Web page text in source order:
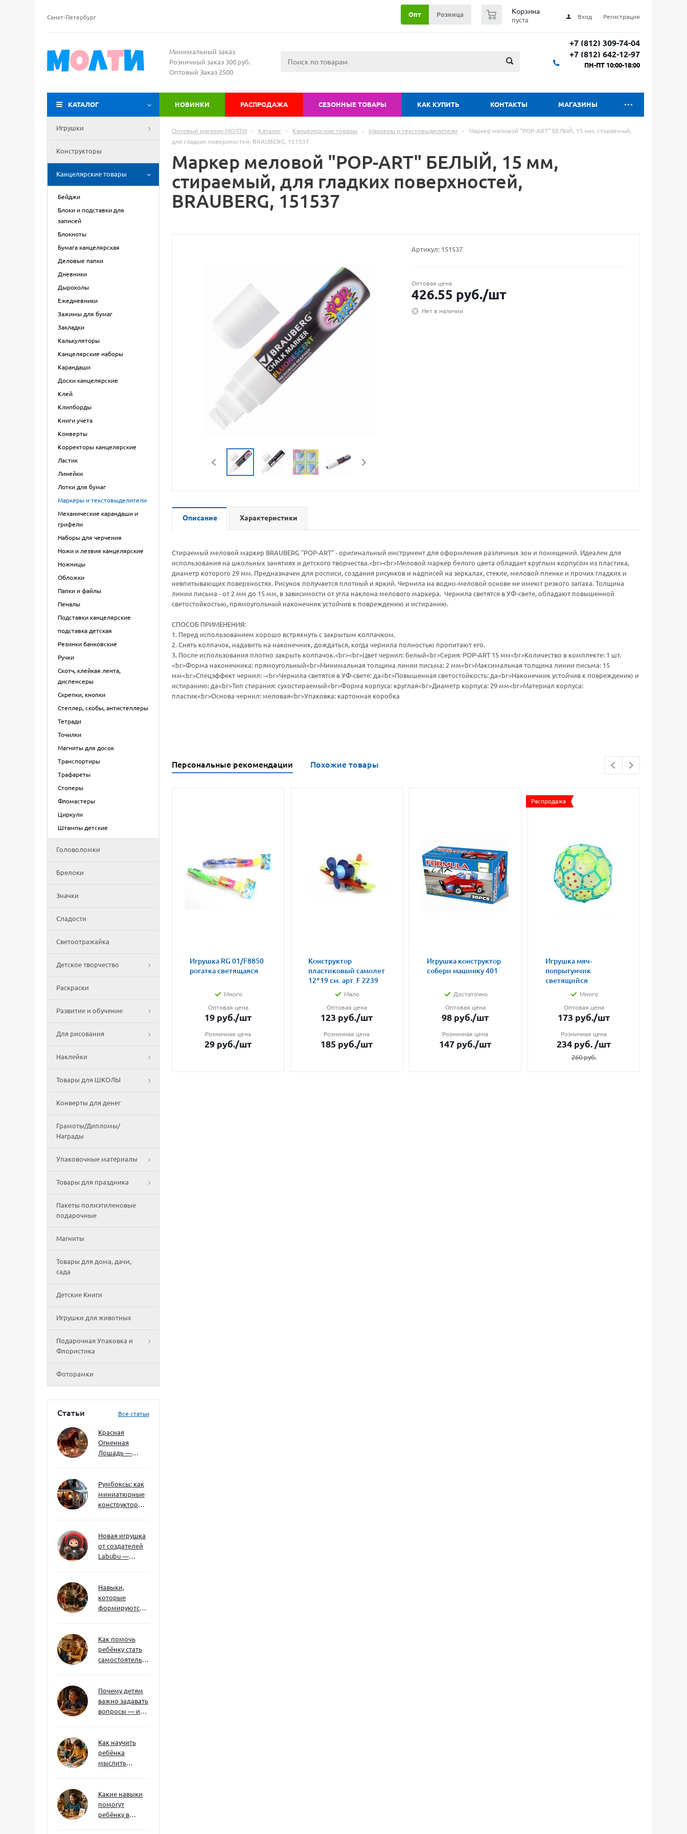
Санкт-Петербург Вход Регистрация
Корзина
пуста
Опт Розница
Минимальный заказ
Розничный заказ 300 руб.
Оптовый Заказ 2500
+7 (812) 309-74-04
+7 (812) 642-12-97
ПН-ПТ 10:00-18:00
КАТАЛОГ НОВИНКИ РАСПРОДАЖА СЕЗОННЫЕ ТОВАРЫ КАК КУПИТЬ КОНТАКТЫ МАГАЗИНЫ
Игрушки
Конструкторы
Канцелярские товары
Бейджи
Блоки и подставки для
записей
Блокноты
Бумага канцелярская
Деловые папки
Дневники
Дыроколы
Ежедневники
Зажимы для бумаг
Закладки
Калькуляторы
Канцелярские наборы
Карандаши
Доски канцелярские
Клей
Клипборды
Книги учета
Конверты
Корректоры канцелярские
Ластик
Линейки
Лотки для бумаг
Маркеры и текстовыделители
Механические карандаши и
грифели
Наборы для черчения
Ножи и лезвия канцелярские
Ножницы
Обложки
Папки и файлы
Пеналы
Подставки канцелярские
подставка детская
Резинки банковские
Ручки
Скотч, клейкая лента,
диспенсеры
Скрепки, кнопки
Степлер, скобы, антистеплеры
Тетради
Точилки
Магниты для досок
Транспортиры
Трафареты
Стоперы
Фломастеры
Циркули
Штампы детские
Головоломки
Брелоки
Значки
Сладости
Светоотражайка
Детское творчество
Раскраски
Развитие и обучение
Для рисования
Наклейки
Товары для ШКОЛЫ
Конверты для денег
Грамоты/Дипломы/
Награды
Упаковочные материалы
Товары для праздника
Пакеты полиэтиленовые
подарочные
Магниты
Товары для дома, дачи,
сада
Детские Книги
Игрушки для животных
Подарочная Упаковка и
Флористика
Фоторамки
Статьи Все статьи
Красная
Огненная
Лошадь —
ждать и как
подготовиться
Румбоксы: как
миниатюрные
конструкторы
мышление и
внимание к
деталям
Новая игрушка
от создателей
Labubu —
Навыки,
которые
формируются
ребёнка
успешным
Как помочь
ребёнку стать
самостоятельным
Почему детям
важно задавать
вопросы — и
Как научить
ребёнка
мыслить
сложностей
Какие навыки
помогут
ребёнку в
Оптовый магазин МОЛТИ - Каталог - Канцелярские товары - Маркеры и текстовыделители -
Маркер меловой "POP-ART" БЕЛЫЙ, 15 мм, стираемый,
для гладких поверхностей, BRAUBERG, 151537
Маркер меловой "POP-ART" БЕЛЫЙ, 15 мм,
стираемый, для гладких поверхностей,
BRAUBERG, 151537
Артикул: 151537
Оптовая цена
426.55 руб./шт
Нет в наличии
Описание Характеристики
Стираемый меловой маркер BRAUBERG "POP-ART" - оригинальный инструмент для оформления различных зон и помещений. Идеален для
использования на школьных занятиях и детского творчества.<br><br>Меловой маркер белого цвета обладает круглым корпусом из пластика,
диаметр которого 29 мм. Предназначен для росписи, создания рисунков и надписей на зеркалах, стекле, меловой пленке и прочих гладких и
невпитывающих поверхностях. Рисунок получается плотный и яркий. Чернила на водно-меловой основе не имеют резкого запаха. Толщина
линии письма - от 2 мм до 15 мм, в зависимости от угла наклона мелового маркера. Чернила светятся в УФ-свете, обладают повышенной
светостойкостью, прямоугольный наконечник устойчив к повреждению и истиранию.
СПОСОБ ПРИМЕНЕНИЯ:
1. Перед использованием хорошо встряхнуть с закрытым колпачком.
2. Снять колпачок, надавить на наконечник, дождаться, когда чернила полностью пропитают его.
3. После использования плотно закрыть колпачок.<br><br>Цвет чернил: белый<br>Серия: POP-ART 15 мм<br>Количество в комплекте: 1 шт.
<br>Форма наконечника: прямоугольный<br>Минимальная толщина линии письма: 2 мм<br>Максимальная толщина линии письма: 15
мм<br>Спецэффект чернил: -<br>Чернила светятся в УФ-свете: да<br>Повышенная светостойкость: да<br>Наконечник устойчив к повреждению и
истиранию: да<br>Тип стирания: сухостираемый<br>Форма корпуса: круглая<br>Диаметр корпуса: 29 мм<br>Материал корпуса:
пластик<br>Основа чернил: меловая<br>Упаковка: картонная коробка
Персональные рекомендации Похожие товары
Игрушка RG 01/F8850
рогатка светящаяся
Много
Оптовая цена
19 руб./шт
Розничная цена
29 руб./шт
Конструктор
пластиковый самолет
12*19 см. арт. F 2239
Мало
Оптовая цена
123 руб./шт
Розничная цена
185 руб./шт
Игрушка конструктор
собери машинку 401
Достаточно
Оптовая цена
98 руб./шт
Розничная цена
147 руб./шт
Распродажа
Игрушка мяч-
попрыгунчик
светящийся
Много
Оптовая цена
173 руб./шт
Розничная цена
234 руб. /шт
260руб.